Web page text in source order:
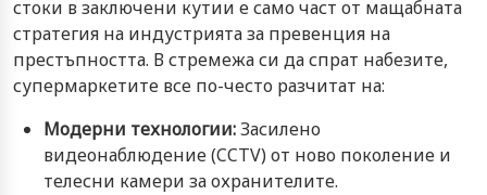
стоки в заключени кутии е само част от мащабната
стратегия на индустрията за превенция на
престъпността. В стремежа си да спрат набезите,
супермаркетите все по-често разчитат на:
Модерни технологии:Засилено
видеонаблюдение (CCTV) от ново поколение и
телесни камери за охранителите.